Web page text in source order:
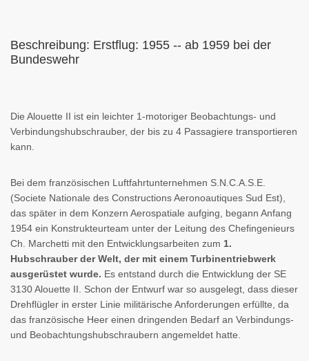
Beschreibung: Erstflug: 1955 -- ab 1959 bei der
Bundeswehr
Die Alouette II ist ein leichter 1-motoriger Beobachtungs- und
Verbindungshubschrauber, der bis zu 4 Passagiere transportieren
kann.
Bei dem französischen Luftfahrtunternehmen S.N.C.A.S.E.
(Societe Nationale des Constructions Aeronoautiques Sud Est),
das später in dem Konzern Aerospatiale aufging, begann Anfang
1954 ein Konstrukteurteam unter der Leitung des Chefingenieurs
Ch. Marchetti mit den Entwicklungsarbeiten zum 1.
Hubschrauber der Welt, der mit einem Turbinentriebwerk
ausgerüstet wurde. Es entstand durch die Entwicklung der SE
3130 Alouette II. Schon der Entwurf war so ausgelegt, dass dieser
Drehflügler in erster Linie militärische Anforderungen erfüllte, da
das französische Heer einen dringenden Bedarf an Verbindungs-
und Beobachtungshubschraubern angemeldet hatte.